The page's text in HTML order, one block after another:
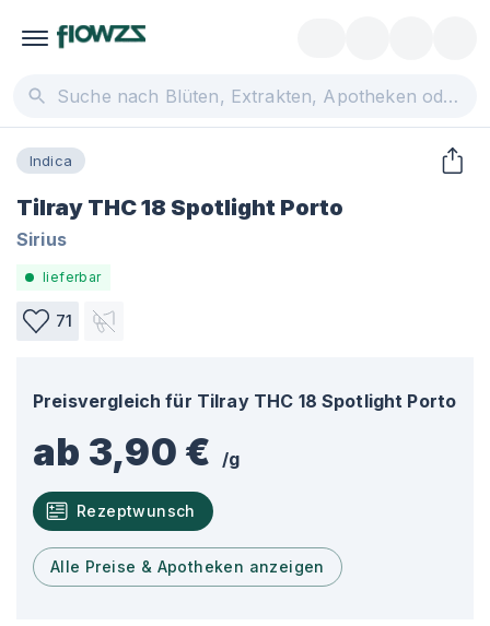
Indica
Tilray THC 18 Spotlight Porto
Sirius
lieferbar
71
Preisvergleich für Tilray THC 18 Spotlight Porto
ab 3,90 € /g
Rezeptwunsch
Alle Preise & Apotheken anzeigen